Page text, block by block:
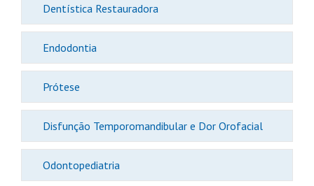
Dentística Restauradora
Endodontia
Prótese
Disfunção Temporomandibular e Dor Orofacial
Odontopediatria